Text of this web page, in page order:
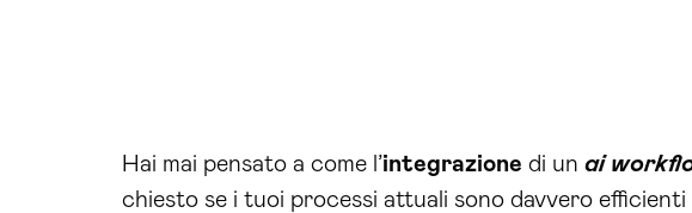
Hai mai pensato a come l’integrazione di un ai
chiesto se i tuoi processi attuali sono davvero